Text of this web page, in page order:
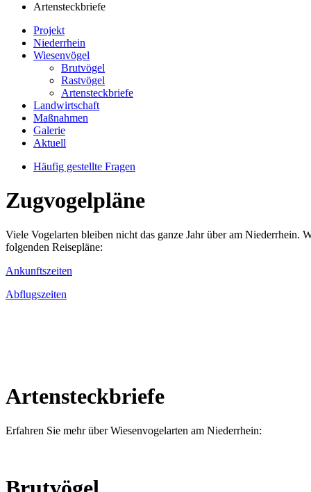
Artensteckbriefe
Projekt
Niederrhein
Wiesenvögel
Brutvögel
Rastvögel
Artensteckbriefe
Landwirtschaft
Maßnahmen
Galerie
Aktuell
Häufig gestellte Fragen
Zugvogelpläne
Viele Vogelarten bleiben nicht das ganze Jahr über am Niederrhein.
folgenden Reisepläne:
Ankunftszeiten
Abflugszeiten
Artensteckbriefe
Erfahren Sie mehr über Wiesenvogelarten am Niederrhein: